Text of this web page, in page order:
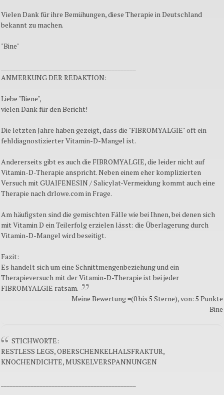
Vielen Dank für ihre Bemühungen, diese Therapie in Deutschland
bekannt zu machen.
"Bine"
ANMERKUNG DER REDAKTION:
Liebe "Biene",
vielen Dank für den Bericht!
Die letzten Jahre haben gezeigt, dass die "FIBROMYALGIE" oft ein
fehldiagnostizierter Vitamin-D-Mangel ist.
Andererseits gibt es auch die FIBROMYALGIE, die leider nicht auf
Vitamin-D-Therapie anspricht. Neben einem eher komplizierten
Versuch mit GUAIFENESIN / Salicylat-Vermeidung kommt auch eine
Therapie nach drlowe.com in Frage.
Am häufigsten sind die gemischten Fälle wie bei Ihnen, bei denen sich
mit Vitamin D ein Teilerfolg erzielen lässt: die Überlagerung durch
Vitamin-D-Mangel wird beseitigt.
Fazit:
Es handelt sich um eine Schnittmengenbeziehung und ein
Therapieversuch mit der Vitamin-D-Therapie ist bei jeder
FIBROMYALGIE ratsam.
Meine Bewertung =(0 bis 5 Sterne), von: 5 Punkte
Bine
STICHWORTE:
RESTLESS LEGS, OBERSCHENKELHALSFRAKTUR,
KNOCHENDICHTE, MUSKELVERSPANNUNGEN